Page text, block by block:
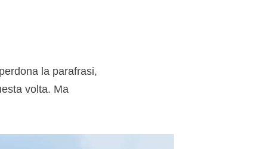
la parafrasi,
volta. Ma